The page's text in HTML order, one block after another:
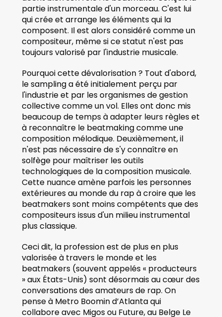
partie instrumentale d'un morceau. C'est lui
qui crée et arrange les éléments qui la
composent. Il est alors considéré comme un
compositeur, même si ce statut n'est pas
toujours valorisé par l'industrie musicale.
Pourquoi cette dévalorisation ? Tout d'abord,
le sampling a été initialement perçu par
l'industrie et par les organismes de gestion
collective comme un vol. Elles ont donc mis
beaucoup de temps à adapter leurs règles et
à reconnaître le beatmaking comme une
composition mélodique. Deuxièmement, il
n'est pas nécessaire de s'y connaître en
solfège pour maîtriser les outils
technologiques de la composition musicale.
Cette nuance amène parfois les personnes
extérieures au monde du rap à croire que les
beatmakers sont moins compétents que des
compositeurs issus d'un milieu instrumental
plus classique.
Ceci dit, la profession est de plus en plus
valorisée à travers le monde et les
beatmakers (souvent appelés « producteurs
» aux États-Unis) sont désormais au cœur des
conversations des amateurs de rap. On
pense à Metro Boomin d’Atlanta qui
collabore avec Migos ou Future, au Belge Le